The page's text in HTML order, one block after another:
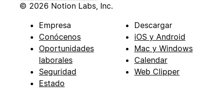
© 2026 Notion Labs, Inc.
Empresa
Conócenos
Oportunidades
laborales
Seguridad
Estado
Descargar
iOS y Android
Mac y Windows
Calendar
Web Clipper